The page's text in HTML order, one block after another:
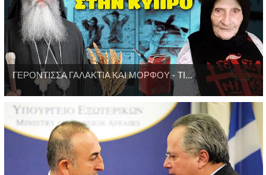
ΓΕΡΟΝΤΙΣΣΑ ΓΑΛΑΚΤΙΑ ΚΑΙ ΜΟΡΦΟΥ - ΤΙ...